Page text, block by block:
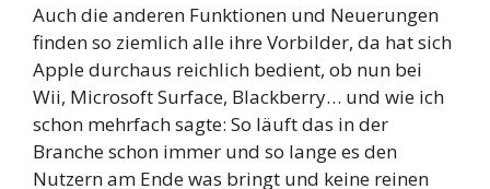
Auch die anderen Funktionen und Neuerungen
finden so ziemlich alle ihre Vorbilder, da hat sich
Apple durchaus reichlich bedient, ob nun bei
Wii, Microsoft Surface, Blackberry… und wie ich
schon mehrfach sagte: So läuft das in der
Branche schon immer und so lange es den
Nutzern am Ende was bringt und keine reinen